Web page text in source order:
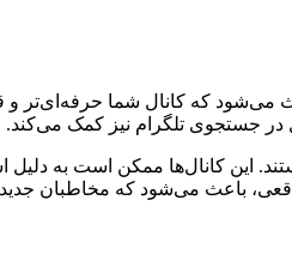
که کانال شما حرفه‌ای‌تر و
در جستجوی تلگرام نیز کمک می‌کند.
این کانال‌ها ممکن است به
باعث می‌شود که مخاطبان